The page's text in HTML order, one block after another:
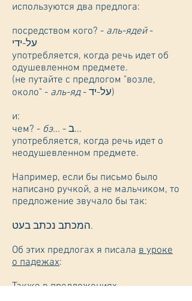
используются два предлога:
посредством кого? - аль-ядей-
על-ידי
употребляется, когда речь идет об
одушевленном предмете.
(не путайте с предлогом "возле,
около" - аль-яд
- על-יד)
и:
чем? - бэ
... - ב...
употребляется, когда речь идет о
неодушевленном предмете.
Например, если бы письмо было
написано ручкой, а не мальчиком, то
предложение звучало бы так:
המכתב נכתב בעט.
Об этих предлогах я писала в уроке
о падежах:
Также в предложениях